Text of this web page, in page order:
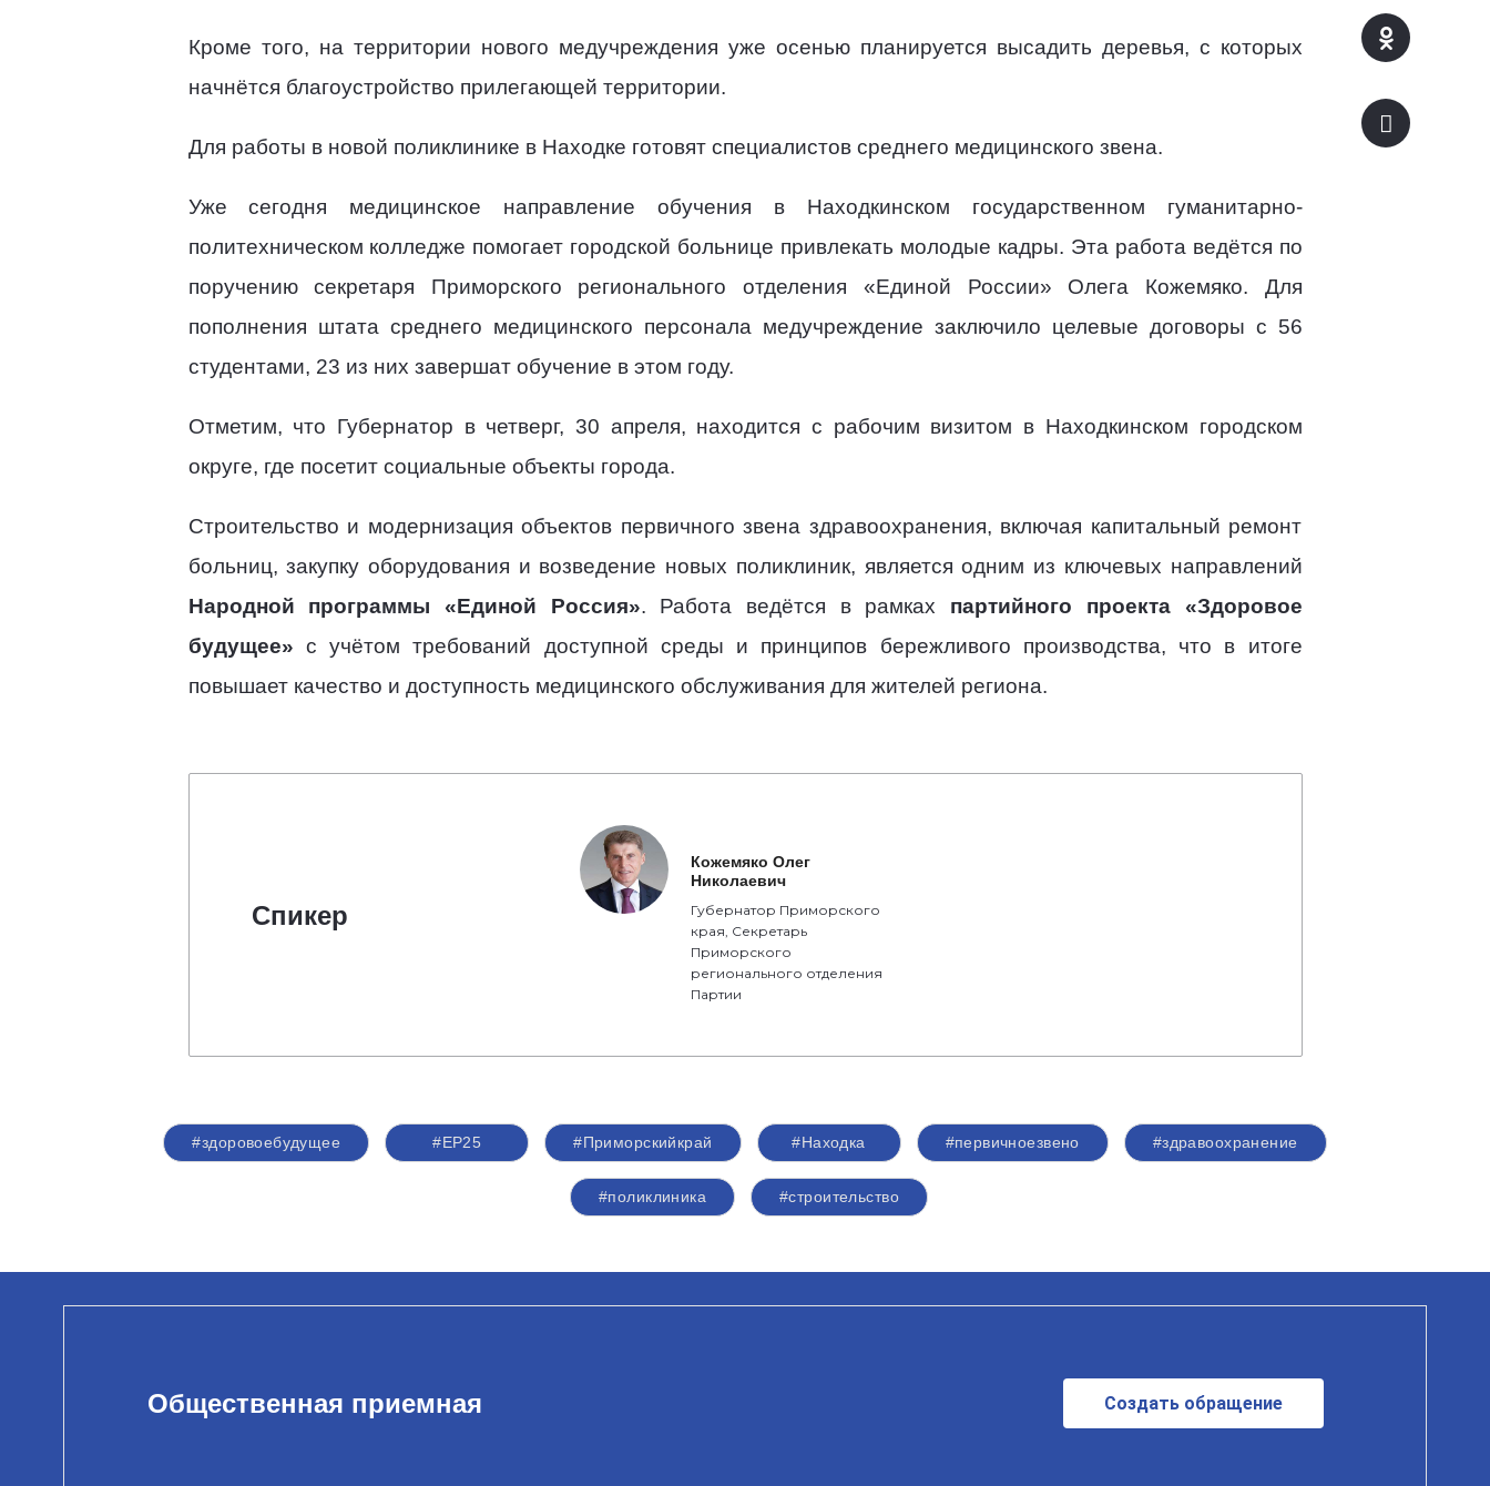
Кроме того, на территории нового медучреждения уже осенью планируется высадить деревья, с которых
начнётся благоустройство прилегающей территории.
Для работы в новой поликлинике в Находке готовят специалистов среднего медицинского звена.
Уже сегодня медицинское направление обучения в Находкинском государственном гуманитарно-
политехническом колледже помогает городской больнице привлекать молодые кадры. Эта работа ведётся по
поручению секретаря Приморского регионального отделения «Единой России» Олега Кожемяко. Для
пополнения штата среднего медицинского персонала медучреждение заключило целевые договоры с 56
студентами, 23 из них завершат обучение в этом году.
Отметим, что Губернатор в четверг, 30 апреля, находится с рабочим визитом в Находкинском городском
округе, где посетит социальные объекты города.
Строительство и модернизация объектов первичного звена здравоохранения, включая капитальный ремонт
больниц, закупку оборудования и возведение новых поликлиник, является одним из ключевых направлений
Народной программы «Единой Россия». Работа ведётся в рамках партийного проекта «Здоровое
будущее» с учётом требований доступной среды и принципов бережливого производства, что в итоге
повышает качество и доступность медицинского обслуживания для жителей региона.
Спикер
Кожемяко Олег
Николаевич
Губернатор Приморского
края, Секретарь
Приморского
регионального отделения
Партии
#здоровоебудущее #ЕР25 #Приморскийкрай #Находка #первичноезвено #здравоохранение
#поликлиника #строительство
Общественная приемная Создать обращение